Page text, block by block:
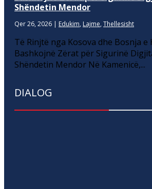
Shëndetin Mendor
Qer 26, 2026 | Edukim, Lajme, Thellesisht
Të Rinjtë nga Kosova dhe Bosnja e
Bashkojnë Zërat për Sigurinë
Shëndetin Mendor Në Kamenicë,...
DIALOG